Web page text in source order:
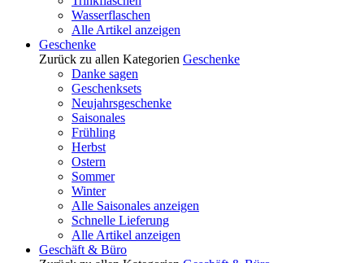
Wasserflaschen
Alle Artikel anzeigen
Geschenke
Zurück zu allen Kategorien Geschenke
Danke sagen
Geschenksets
Neujahrsgeschenke
Saisonales
Frühling
Herbst
Ostern
Sommer
Winter
Alle Saisonales anzeigen
Schnelle Lieferung
Alle Artikel anzeigen
Geschäft & Büro